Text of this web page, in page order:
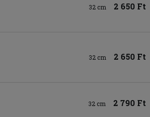
32 cm 2 650 Ft
32 cm 2 650 Ft
32 cm 2 790 Ft